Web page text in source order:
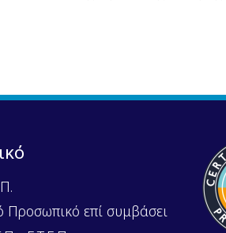
Προσωπικό επί συμβάσει